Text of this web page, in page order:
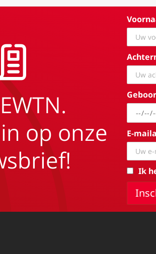
op onze
E-
Ik